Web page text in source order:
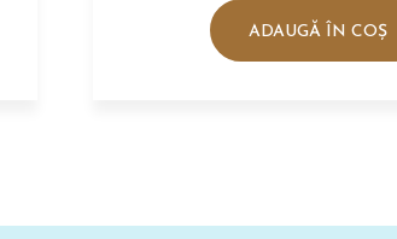
ADAUGĂ ÎN COȘ